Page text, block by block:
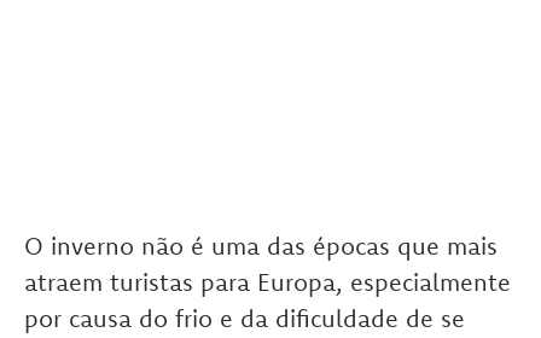
O inverno não é uma das épocas que mais
atraem turistas para Europa, especialmente
por causa do frio e da dificuldade de se